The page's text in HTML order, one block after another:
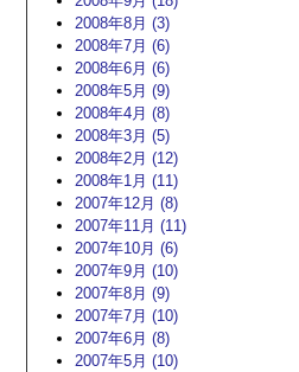
2008年8月 (3)
2008年7月 (6)
2008年6月 (6)
2008年5月 (9)
2008年4月 (8)
2008年3月 (5)
2008年2月 (12)
2008年1月 (11)
2007年12月 (8)
2007年11月 (11)
2007年10月 (6)
2007年9月 (10)
2007年8月 (9)
2007年7月 (10)
2007年6月 (8)
2007年5月 (10)